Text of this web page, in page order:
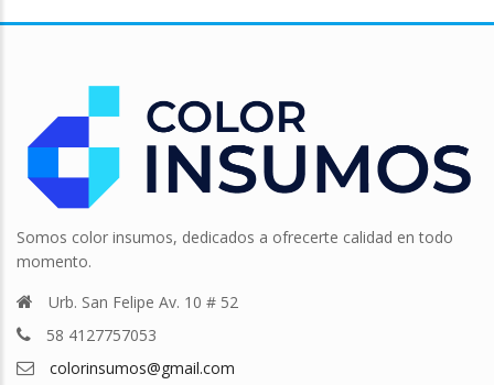
Somos color insumos, dedicados a ofrecerte calidad en todo
momento.
Urb. San Felipe Av. 10 # 52
58 4127757053
colorinsumos@gmail.com